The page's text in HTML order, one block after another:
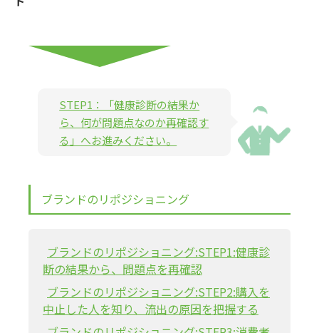
STEP1：「健康診断の結果か
ら、何が問題点なのか再確認す
る」へお進みください。
ブランドのリポジショニング
ブランドのリポジショニング:STEP1:健康診
断の結果から、問題点を再確認
ブランドのリポジショニング:STEP2:購入を
中止した人を知り、流出の原因を把握する